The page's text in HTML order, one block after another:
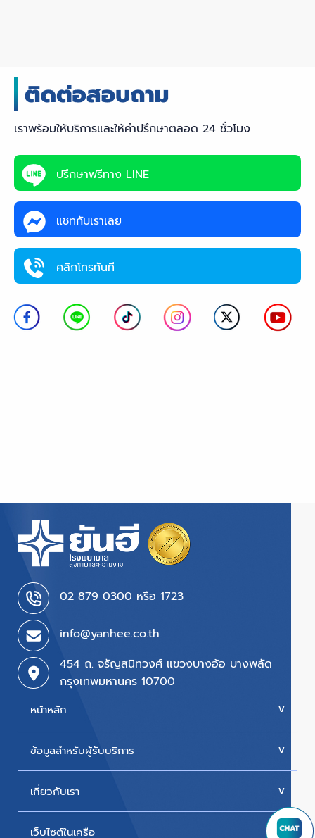
เราพร้อมให้บริการและให้คำปรึกษาตลอด 24 ชั่วโมง
ปรึกษาฟรีทาง LINE
แชทกับเราเลย
คลิกโทรทันที
02 879 0300 หรือ 1723
info@yanhee.co.th
454 ถ. จรัญสนิทวงศ์ แขวงบางอ้อ บางพลัด
กรุงเทพมหานคร 10700
หน้าหลัก
บริการของเรา
ข้อมูลสำหรับผู้รับบริการ
นัดหมายแพทย์
เกี่ยวกับเรา
ประวัติโรงพยาบาล
เว็บไซต์ในเครือ